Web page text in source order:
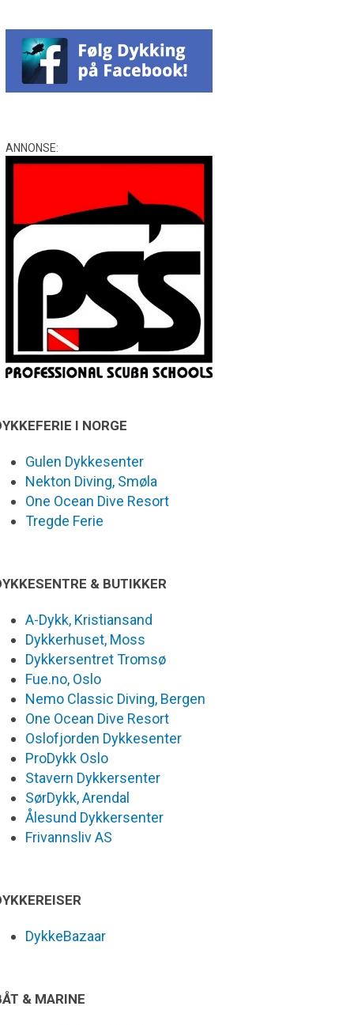
ANNONSE:
I NORGE
Gulen Dykkesenter
Nekton Diving, Smøla
One Ocean Dive Resort
Tregde Ferie
& BUTIKKER
A-Dykk, Kristiansand
Dykkerhuset, Moss
Dykkersentret Tromsø
Fue.no, Oslo
Nemo Classic Diving, Bergen
One Ocean Dive Resort
Oslofjorden Dykkesenter
ProDykk Oslo
Stavern Dykkersenter
SørDykk, Arendal
Ålesund Dykkersenter
Frivannsliv AS
DykkeBazaar
& MARINE